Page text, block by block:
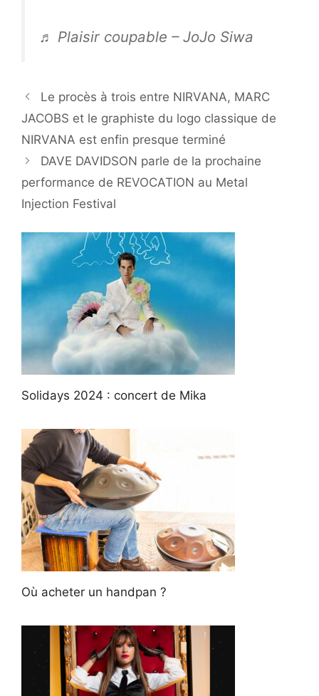
♬ Plaisir coupable – JoJo Siwa
Le procès à trois entre NIRVANA, MARC
JACOBS et le graphiste du logo classique de
NIRVANA est enfin presque terminé
DAVE DAVIDSON parle de la prochaine
performance de REVOCATION au Metal
Injection Festival
Solidays 2024 : concert de Mika
Où acheter un handpan ?